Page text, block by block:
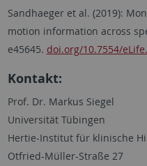
Sandhaeger et al. (2019):
motion information across
e45645. doi.org/10.7554/
Kontakt:
Prof. Dr. Markus Siegel
Universität Tübingen
Hertie-Institut für klinische
Otfried-Müller-Straße 27